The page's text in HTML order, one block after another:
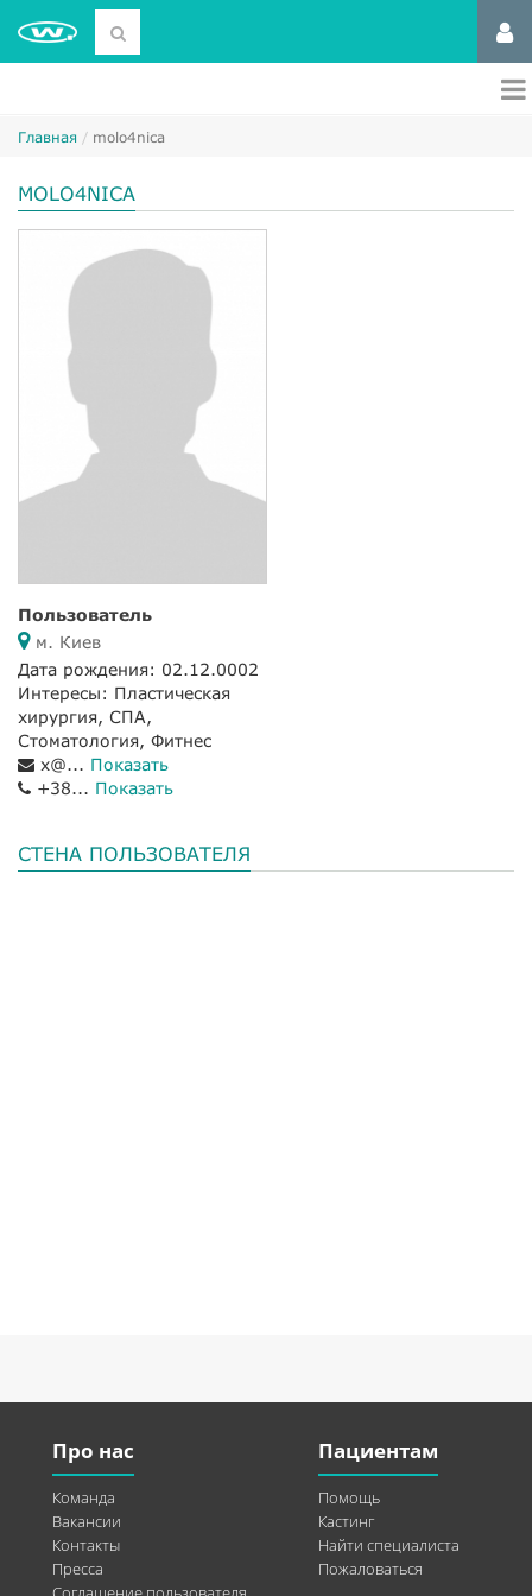
Главная molo4nica
MOLO4NICA
Пользователь
м. Киев
Дата рождения: 02.12.0002
Интересы: Пластическая
хирургия, СПА,
Стоматология, Фитнес
x@... Показать
+38... Показать
СТЕНА ПОЛЬЗОВАТЕЛЯ
Про нас
Команда
Вакансии
Контакты
Пресса
Пациентам
Помощь
Кастинг
Найти специалиста
Пожаловаться